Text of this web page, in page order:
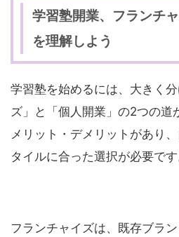
学習塾開業、フランチ
を理解しよう
学習塾を始めるには、大きく
ズ」と「個人開業」の2つの道
メリット・デメリットがあり
タイルに合った選択が必要です
フランチャイズは、既存ブラ